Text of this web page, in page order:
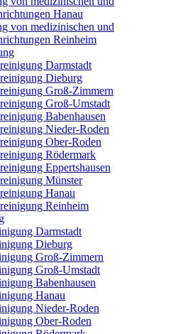
Hanau
von medizinischen und
Reinheim
Darmstadt
Dieburg
Groß-Zimmern
Groß-Umstadt
Babenhausen
Nieder-Roden
Ober-Roden
Rödermark
Eppertshausen
Münster
Hanau
Reinheim
Darmstadt
Dieburg
Groß-Zimmern
Groß-Umstadt
Babenhausen
Hanau
Nieder-Roden
Ober-Roden